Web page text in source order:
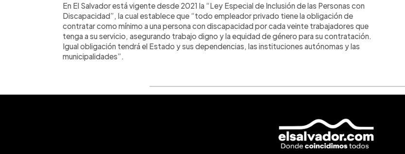
En El Salvador está vigente desde 2021 la “Ley Especial de Inclusión de las Personas con
Discapacidad”, la cual establece que “todo empleador privado tiene la obligación de
contratar como mínimo a una persona con discapacidad por cada veinte trabajadores que
tenga a su servicio, asegurando trabajo digno y la equidad de género para su contratación.
Igual obligación tendrá el Estado y sus dependencias, las instituciones autónomas y las
municipalidades”.